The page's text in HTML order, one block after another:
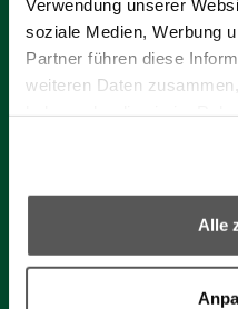
Verwendung unserer
soziale Medien, Werbung
Partner führen diese
weiteren Daten
We work with8 third
process your information.
Alle